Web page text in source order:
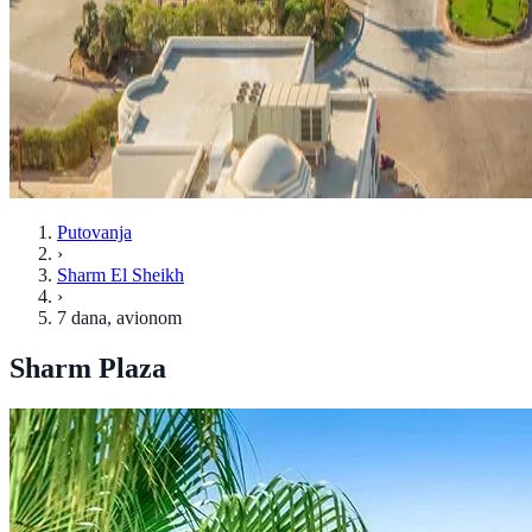
Putovanja
›
Sharm El Sheikh
›
7 dana, avionom
Sharm Plaza